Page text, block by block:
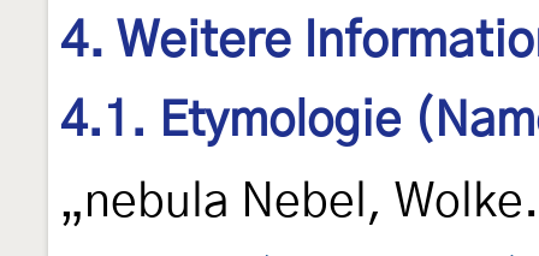
4. Weitere
4.1. Etymologie
„nebula Nebel,